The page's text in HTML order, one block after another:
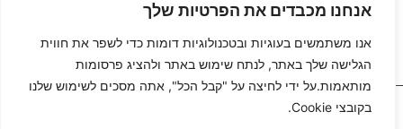
אנחנו מכבדים את הפרטיות שלך
אנו משתמשים בעוגיות ובטכנולוגיות דומות כדי לשפר את חווית
הגלישה שלך באתר, לנתח שימוש באתר ולהציג פרסומות
מותאמות.על ידי לחיצה על "קבל הכל", אתה מסכים לשימוש שלנו
בקובצי Cookie.
כל הזכויות שמורות